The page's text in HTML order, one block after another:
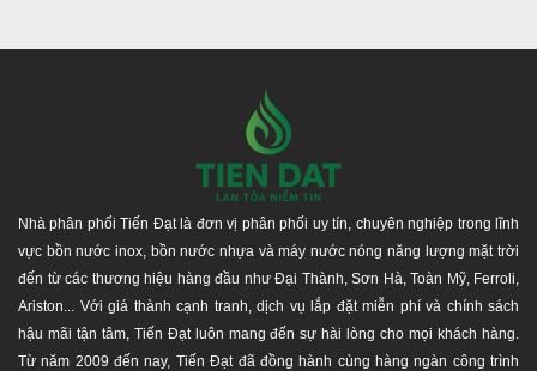
Hotline tư vấn: 1800 646486 (miễn phí)
Nhà phân phối Tiến Đạt là đơn vị phân phối uy tín, chuyên nghiệp trong lĩnh
vực bồn nước inox, bồn nước nhựa và máy nước nóng năng lượng mặt trời
đến từ các thương hiệu hàng đầu như Đại Thành, Sơn Hà, Toàn Mỹ, Ferroli,
Ariston... Với giá thành cạnh tranh, dịch vụ lắp đặt miễn phí và chính sách
hậu mãi tận tâm, Tiến Đạt luôn mang đến sự hài lòng cho mọi khách hàng.
Từ năm 2009 đến nay, Tiến Đạt đã đồng hành cùng hàng ngàn công trình